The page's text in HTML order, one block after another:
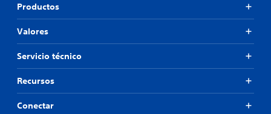
Productos
Valores
Servicio técnico
Recursos
Conectar